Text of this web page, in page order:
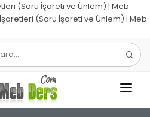
(Soru İşareti ve Ünlem) | Meb
(Soru İşareti ve Ünlem) | Meb